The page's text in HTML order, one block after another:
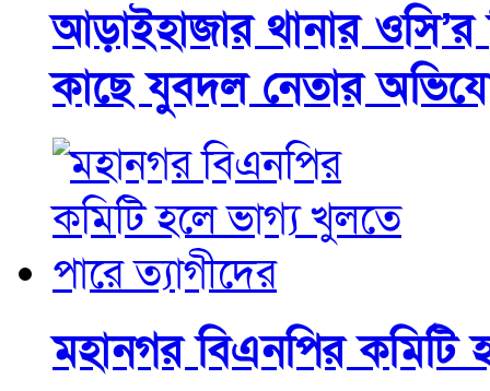
আড়াইহাজার থানার ওসি’র
কাছে যুবদল নেতার
মহানগর বিএনপির কমিটি